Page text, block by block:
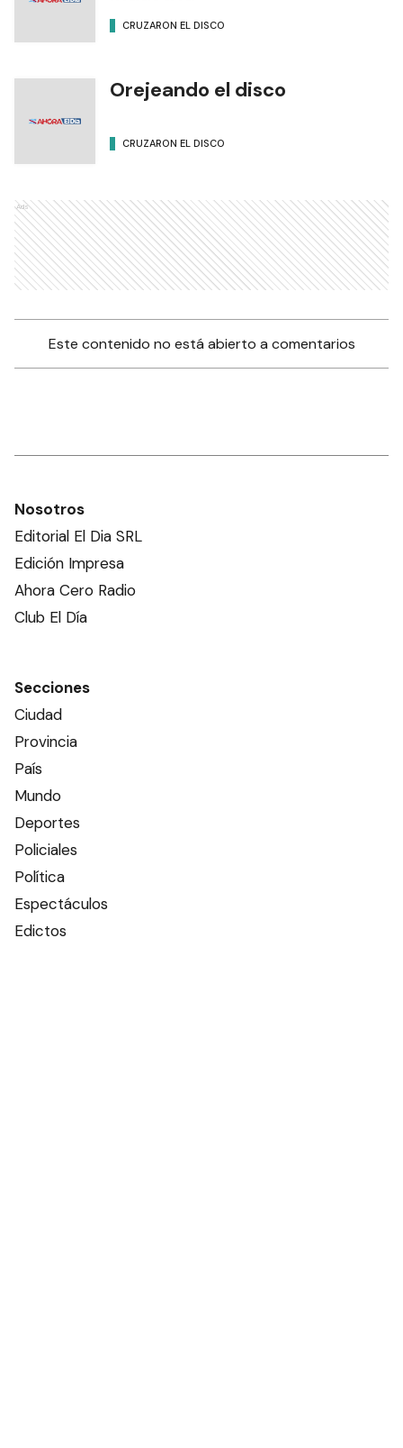
CRUZARON EL DISCO
Orejeando el disco
CRUZARON EL DISCO
Ads
Este contenido no está abierto a comentarios
Nosotros
Editorial El Dia SRL
Edición Impresa
Ahora Cero Radio
Club El Día
Secciones
Ciudad
Provincia
País
Mundo
Deportes
Policiales
Política
Espectáculos
Edictos